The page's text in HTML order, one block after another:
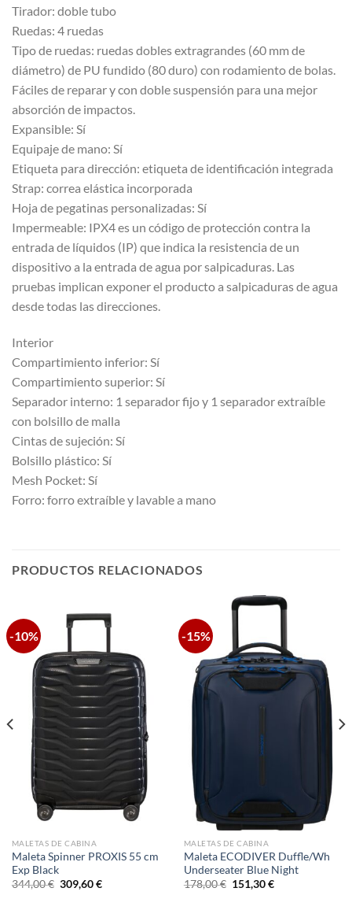
Tirador: doble tubo
Ruedas: 4 ruedas
Tipo de ruedas: ruedas dobles extragrandes (60 mm de
diámetro) de PU fundido (80 duro) con rodamiento de bolas.
Fáciles de reparar y con doble suspensión para una mejor
absorción de impactos.
Expansible: Sí
Equipaje de mano: Sí
Etiqueta para dirección: etiqueta de identificación integrada
Strap: correa elástica incorporada
Hoja de pegatinas personalizadas: Sí
Impermeable: IPX4 es un código de protección contra la
entrada de líquidos (IP) que indica la resistencia de un
dispositivo a la entrada de agua por salpicaduras. Las
pruebas implican exponer el producto a salpicaduras de agua
desde todas las direcciones.
Interior
Compartimiento inferior: Sí
Compartimiento superior: Sí
Separador interno: 1 separador fijo y 1 separador extraíble
con bolsillo de malla
Cintas de sujeción: Sí
Bolsillo plástico: Sí
Mesh Pocket: Sí
Forro: forro extraíble y lavable a mano
PRODUCTOS RELACIONADOS
-10%
MALETAS DE CABINA
Maleta Spinner PROXIS 55 cm
Exp Black
344,00€ El
precio
309,60€El
-15%
MALETAS DE CABINA
Maleta ECODIVER Duffle/Wh
Underseater Blue Night
178,00€ El
precio
151,30€El